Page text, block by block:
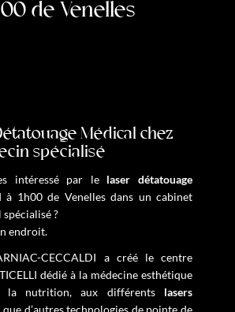
de Venelles
Médical chez
spécialisé
intéressé par le laser détatouage
à 1h00 de Venelles dans un cabinet
spécialisé ?
endroit.
CECCALDI a créé le centre
dédié à la médecine esthétique
la nutrition, aux différents lasers